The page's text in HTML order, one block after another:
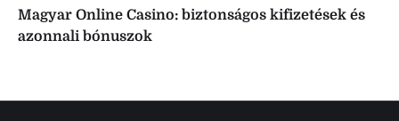
Magyar Online Casino: biztonságos kifizetések és
azonnali bónuszok